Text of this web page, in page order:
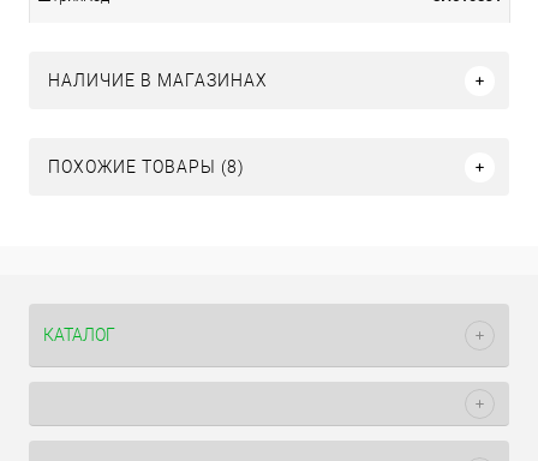
НАЛИЧИЕ В МАГАЗИНАХ
ПОХОЖИЕ ТОВАРЫ (8)
КАТАЛОГ